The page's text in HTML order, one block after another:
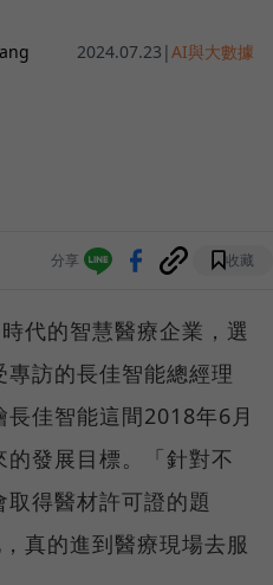
2024.07.23 |AI與大數據
分享 收藏
代的智慧醫療企業，選
訪的長佳智能總經理
佳智能這間2018年6月
發展目標。「針對不
得醫材許可證的題
真的進到醫療現場去服